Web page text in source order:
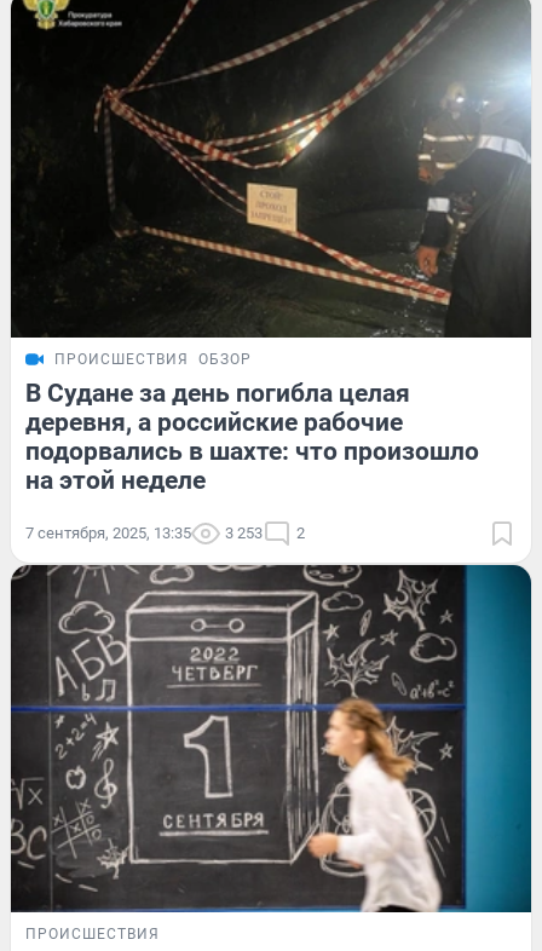
ПРОИСШЕСТВИЯ ОБЗОР
В Судане за день погибла целая
деревня, а российские рабочие
подорвались в шахте: что произошло
на этой неделе
7 сентября, 2025, 13:35 3 253 2
ПРОИСШЕСТВИЯ